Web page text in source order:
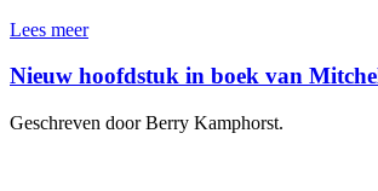
Lees meer
Nieuw hoofdstuk in boek van
Geschreven door Berry Kamphorst.